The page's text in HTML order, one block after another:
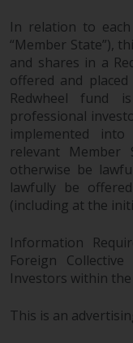
In relation to
“Member State”),
and shares in a
offered and
Redwheel fund
professional
implemented
relevant
otherwise be
lawfully be
(including at the
Information
Foreign
Investors within the
This is an